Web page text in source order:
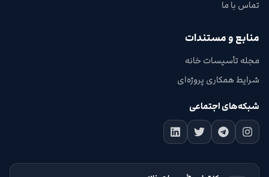
تماس با ما
منابع و مستندات
مجله تأسیسات خانه
شرایط همکاری پروژه‌ای
شبکه‌های اجتماعی